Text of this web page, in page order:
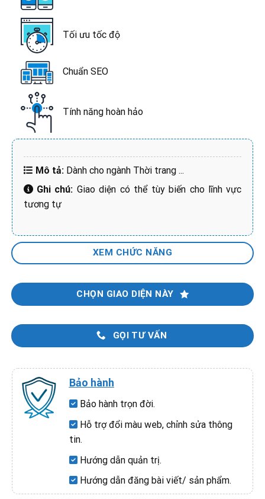
Tối ưu tốc độ
Chuẩn SEO
Tính năng hoàn hảo
Mô tả: Dành cho ngành Thời trang ...
Ghi chú: Giao diện có thể tùy biến cho lĩnh vực
tương tự
XEM CHỨC NĂNG
CHỌN GIAO DIỆN NÀY
GỌI TƯ VẤN
Bảo hành
Bảo hành trọn đời.
Hỗ trợ đổi màu web, chỉnh sửa thông
tin.
Hướng dẫn quản trị.
Hướng dẫn đăng bài viết/ sản phẩm.